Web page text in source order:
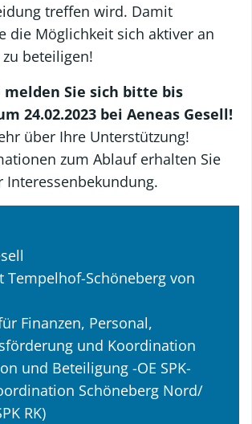
treffen wird. Damit
die Möglichkeit sich aktiver an
beteiligen!
melden Sie sich bitte bis
24.02.2023 bei Aeneas Gesell!
über Ihre Unterstützung!
zum Ablauf erhalten Sie
Interessenbekundung.
Tempelhof-Schöneberg von
Finanzen, Personal,
und Koordination
und Beteiligung -OE SPK-
Schöneberg Nord/
RK)